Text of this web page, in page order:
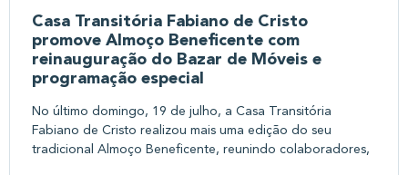
Casa Transitória Fabiano de Cristo
promove Almoço Beneficente com
reinauguração do Bazar de Móveis e
programação especial
No último domingo, 19 de julho, a Casa Transitória
Fabiano de Cristo realizou mais uma edição do seu
tradicional Almoço Beneficente, reunindo colaboradores,